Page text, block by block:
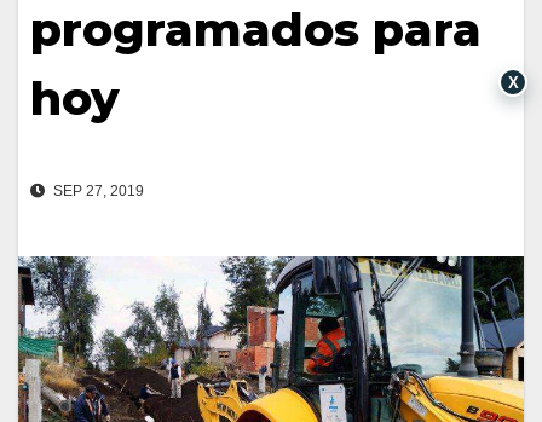
programados para
hoy
SEP 27, 2019
X